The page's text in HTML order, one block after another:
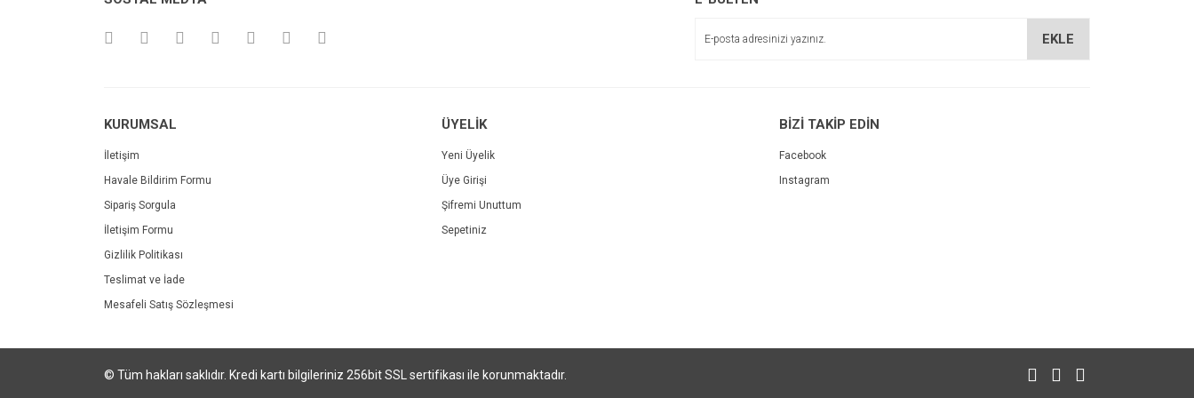
EKLE
KURUMSAL
İletişim
Havale Bildirim Formu
Sipariş Sorgula
İletişim Formu
Gizlilik Politikası
Teslimat ve İade
Mesafeli Satış Sözleşmesi
ÜYELİK
Yeni Üyelik
Üye Girişi
Şifremi Unuttum
Sepetiniz
BİZİ TAKİP EDİN
Facebook
Instagram
© Tüm hakları saklıdır. Kredi kartı bilgileriniz 256bit SSL sertifikası ile korunmaktadır.